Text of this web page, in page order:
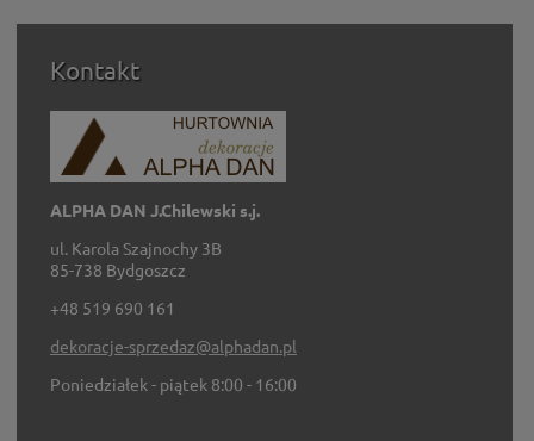
Kontakt
ALPHA DAN J.Chilewski s.j.
ul. Karola Szajnochy 3B
85-738 Bydgoszcz
+48 519 690 161
dekoracje-sprzedaz@alphadan.pl
Poniedziałek - piątek 8:00 - 16:00